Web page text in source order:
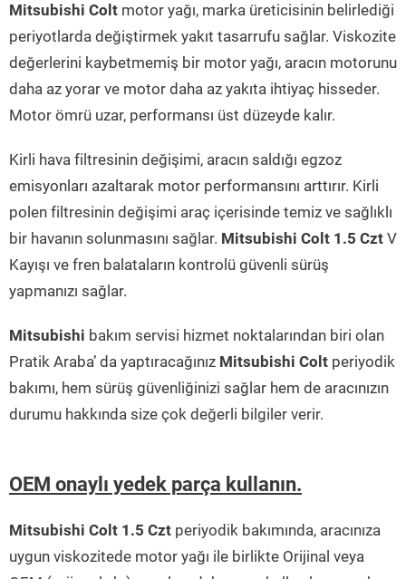
Mitsubishi Colt motor yağı, marka üreticisinin belirlediği
periyotlarda değiştirmek yakıt tasarrufu sağlar. Viskozite
değerlerini kaybetmemiş bir motor yağı, aracın motorunu
daha az yorar ve motor daha az yakıta ihtiyaç hisseder.
Motor ömrü uzar, performansı üst düzeyde kalır.
Kirli hava filtresinin değişimi, aracın saldığı egzoz
emisyonları azaltarak motor performansını arttırır. Kirli
polen filtresinin değişimi araç içerisinde temiz ve sağlıklı
bir havanın solunmasını sağlar. Mitsubishi Colt 1.5 Czt V
Kayışı ve fren balataların kontrolü güvenli sürüş
yapmanızı sağlar.
Mitsubishi bakım servisi hizmet noktalarından biri olan
Pratik Araba’ da yaptıracağınız Mitsubishi Colt periyodik
bakımı, hem sürüş güvenliğinizi sağlar hem de aracınızın
durumu hakkında size çok değerli bilgiler verir.
OEM onaylı yedek parça kullanın.
Mitsubishi Colt 1.5 Czt periyodik bakımında, aracınıza
uygun viskozitede motor yağı ile birlikte Orijinal veya